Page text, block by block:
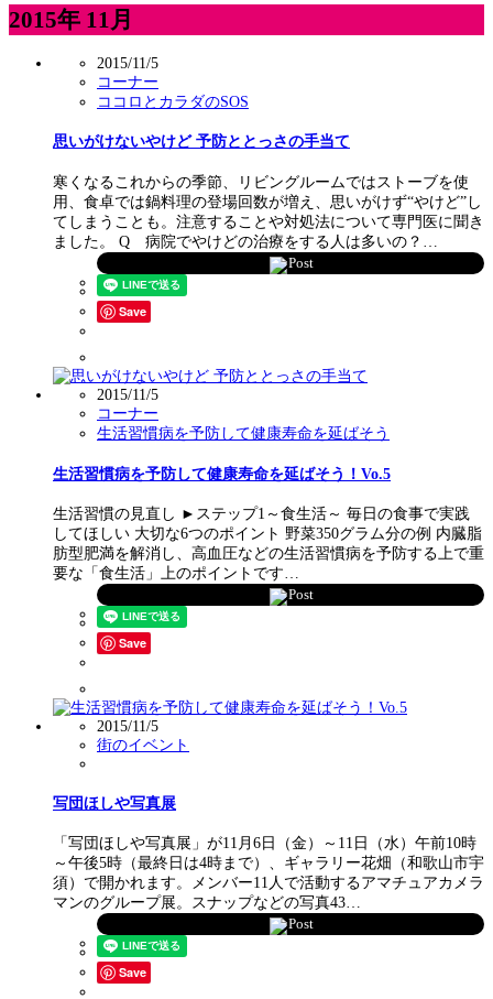
2015年 11月
2015/11/5
コーナー
ココロとカラダのSOS
思いがけないやけど 予防ととっさの手当て
寒くなるこれからの季節、リビングルームではストーブを使
用、食卓では鍋料理の登場回数が増え、思いがけず“やけど”し
てしまうことも。注意することや対処法について専門医に聞き
ました。 Q 病院でやけどの治療をする人は多いの？…
Post
Save
2015/11/5
コーナー
生活習慣病を予防して健康寿命を延ばそう
生活習慣病を予防して健康寿命を延ばそう！Vo.5
生活習慣の見直し ►ステップ1～食生活～ 毎日の食事で実践
してほしい 大切な6つのポイント 野菜350グラム分の例 内臓脂
肪型肥満を解消し、高血圧などの生活習慣病を予防する上で重
要な「食生活」上のポイントです…
Post
Save
2015/11/5
街のイベント
写団ほしや写真展
「写団ほしや写真展」が11月6日（金）～11日（水）午前10時
～午後5時（最終日は4時まで）、ギャラリー花畑（和歌山市宇
須）で開かれます。メンバー11人で活動するアマチュアカメラ
マンのグループ展。スナップなどの写真43…
Post
Save